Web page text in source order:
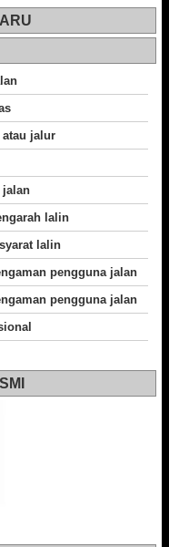
atau jalur
jalan
lalin
lalin
pengguna jalan
pengguna jalan